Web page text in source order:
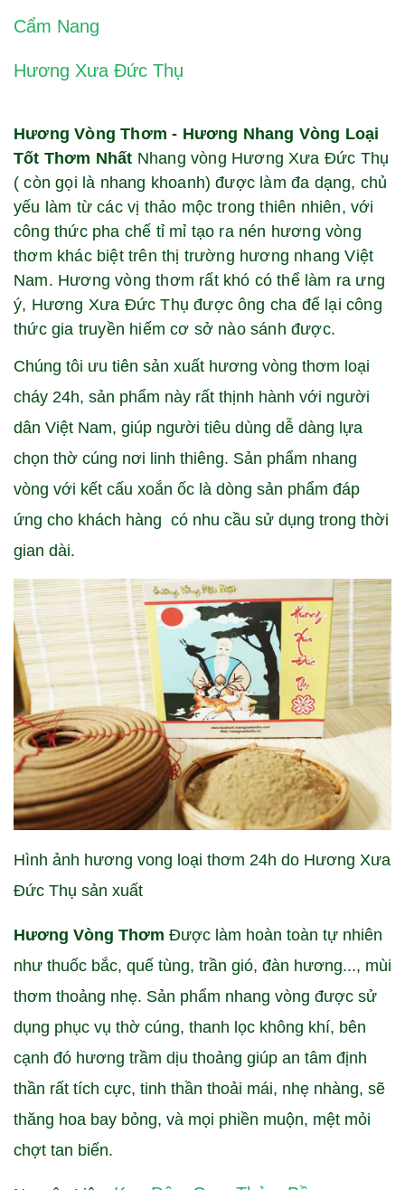
Cẩm Nang
Hương Xưa Đức Thụ
Hương Vòng Thơm - Hương Nhang Vòng Loại
Tốt Thơm Nhất Nhang vòng Hương Xưa Đức Thụ
( còn gọi là nhang khoanh) được làm đa dạng, chủ
yếu làm từ các vị thảo mộc trong thiên nhiên, với
công thức pha chế tỉ mỉ tạo ra nén hương vòng
thơm khác biệt trên thị trường hương nhang Việt
Nam. Hương vòng thơm rất khó có thể làm ra ưng
ý, Hương Xưa Đức Thụ được ông cha để lại công
thức gia truyền hiếm cơ sở nào sánh được.
Chúng tôi ưu tiên sản xuất hương vòng thơm loại
cháy 24h, sản phẩm này rất thịnh hành với người
dân Việt Nam, giúp người tiêu dùng dễ dàng lựa
chọn thờ cúng nơi linh thiêng. Sản phẩm nhang
vòng với kết cấu xoắn ốc là dòng sản phẩm đáp
ứng cho khách hàng có nhu cầu sử dụng trong thời
gian dài.
Hình ảnh hương vong loại thơm 24h do Hương Xưa
Đức Thụ sản xuất
Hương Vòng Thơm Được làm hoàn toàn tự nhiên
như thuốc bắc, quế tùng, trần gió, đàn hương..., mùi
thơm thoảng nhẹ. Sản phẩm nhang vòng được sử
dụng phục vụ thờ cúng, thanh lọc không khí, bên
cạnh đó hương trầm dịu thoảng giúp an tâm định
thần rất tích cực, tinh thần thoải mái, nhẹ nhàng, sẽ
thăng hoa bay bỏng, và mọi phiền muộn, mệt mỏi
chợt tan biến.